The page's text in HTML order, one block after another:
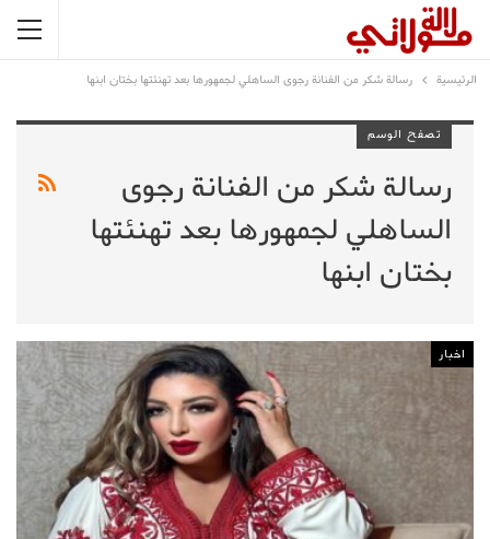
الرئيسية رسالة شكر من الفنانة رجوى الساهلي لجمهورها بعد تهنئتها بختان ابنها
تصفح الوسم
رسالة شكر من الفنانة رجوى
الساهلي لجمهورها بعد تهنئتها
بختان ابنها
اخبار